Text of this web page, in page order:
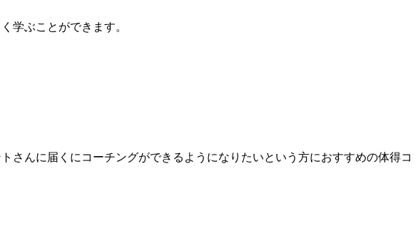
学ぶことができます。
さんに届くにコーチングができるようになりたいという方におすすめの体得コ